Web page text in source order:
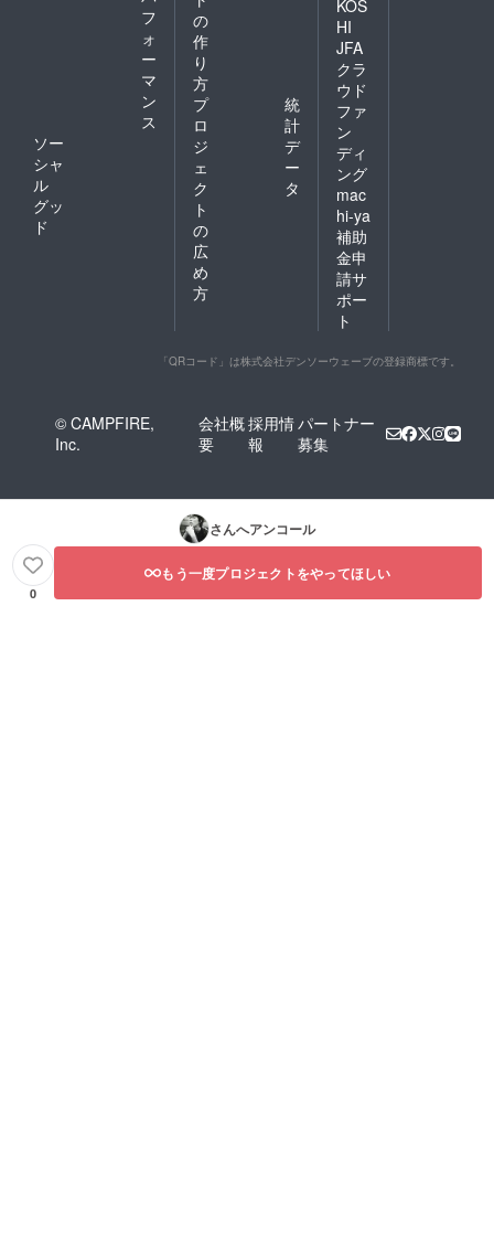
フ
ォ
ー
マ
ン
ス
ソー
シャ
ル
グッ
ド
の
作
り
方
プ
ロ
ジ
ェ
ク
ト
の
広
め
方
統
計
デ
ー
タ
KOS
HI
JFA
クラ
ウド
ファ
ン
ディ
ング
mac
hi-ya
補助
金申
請サ
ポー
ト
「QRコード」は株式会社デンソーウェーブの登録商標です。
© CAMPFIRE,
Inc.
会社概
要
採用情
報
パートナー
募集
さんへアンコール
0
もう一度プロジェクトをやってほしい